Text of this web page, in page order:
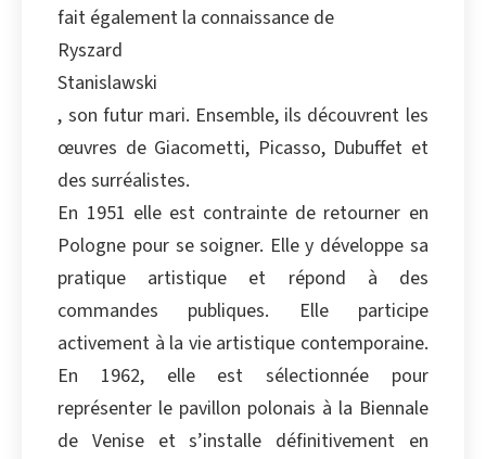
fait également la connaissance de
Ryszard
Stanislawski
, son futur mari. Ensemble, ils découvrent les
œuvres de Giacometti, Picasso, Dubuffet et
des surréalistes.
En 1951 elle est contrainte de retourner en
Pologne pour se soigner. Elle y développe sa
pratique artistique et répond à des
commandes publiques. Elle participe
activement à la vie artistique contemporaine.
En 1962, elle est sélectionnée pour
représenter le pavillon polonais à la Biennale
de Venise et s’installe définitivement en